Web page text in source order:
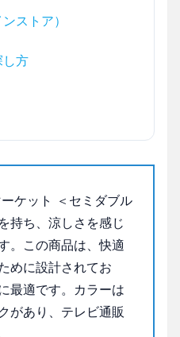
ストア）
し方
ケット ＜セミダブル
持ち、涼しさを感じ
。この商品は、快適
めに設計されてお
最適です。カラーは
があり、テレビ通販